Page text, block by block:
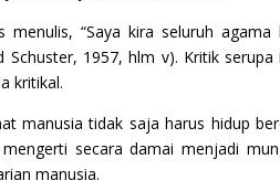
“Saya kira seluruh
Schuster, 1957, hlm v). Kritik
kritikal.
manusia tidak saja harus hidup
secara damai menjadi
manusia.